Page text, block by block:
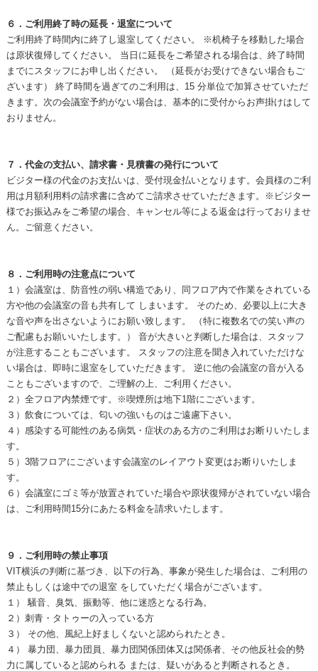
６．ご利用終了時の延長・退室について
ご利用終了時間内に終了し退室してください。 ※机椅子を移動した場合
は原状復帰してください。 当日に延長をご希望される場合は、終了時間
までにスタッフにお申し出ください。 （延長がお受けできない場合もご
ざいます） 終了時間を過ぎてのご利用は、15 分単位で加算させていただ
きます。次の会議室予約がない場合は、基本的に受付からお声掛けはして
おりません。
７．代金の支払い、請求書・見積書の発行について
ビジター様の代金のお支払いは、受付現金払いとなります。会員様のご利
用は月額利用料の請求書に含めてご請求させていただきます。※ビジター
様でお振込みをご希望の場合、キャンセル等による返金は行っておりませ
ん。ご留意ください。
８．ご利用時の注意点について
１）会議室は、防音性の弱い構造であり、同フロア内で作業をされている
方や他の会議室の音も共有して しまいます。 そのため、必要以上に大き
な音や声を出さないようにお願い致します。 （特に複数名での笑い声の
ご配慮もお願いいたします。） 音が大きいと判断した場合は、スタッフ
が注意することもございます。 スタッフの注意を聞き入れていただけな
い場合は、即時に退室をしていただきます。 逆に他の会議室の音が入る
こともございますので、ご理解の上、ご利用ください。
２）全フロア内禁煙です。※喫煙所は地下1階にございます。
３）飲食については、匂いの強いものはご遠慮下さい。
４）感染する可能性のある病気・症状のある方のご利用はお断りいたしま
す。
５）3階フロアにございます会議室のレイアウト変更はお断りいたしま
す。
６）会議室にゴミ等が放置されていた場合や原状復帰がされていない場合
は、ご利用時間15分にあたる料金を請求いたします。
９．ご利用時の禁止事項
VIT横浜の判断に基づき、以下の行為、事象が発生した場合は、ご利用の
禁止もしくは途中での退室 をしていただく場合がございます。
１） 騒音、臭気、振動等、他に迷惑となる行為。
２）刺青・タトゥーの入っている方
３） その他、風紀上好ましくないと認められたとき。
４） 暴力団、暴力団員、暴力団関係団体又は関係者、その他反社会的勢
力に属していると認められる または、疑いがあると判断されるとき。